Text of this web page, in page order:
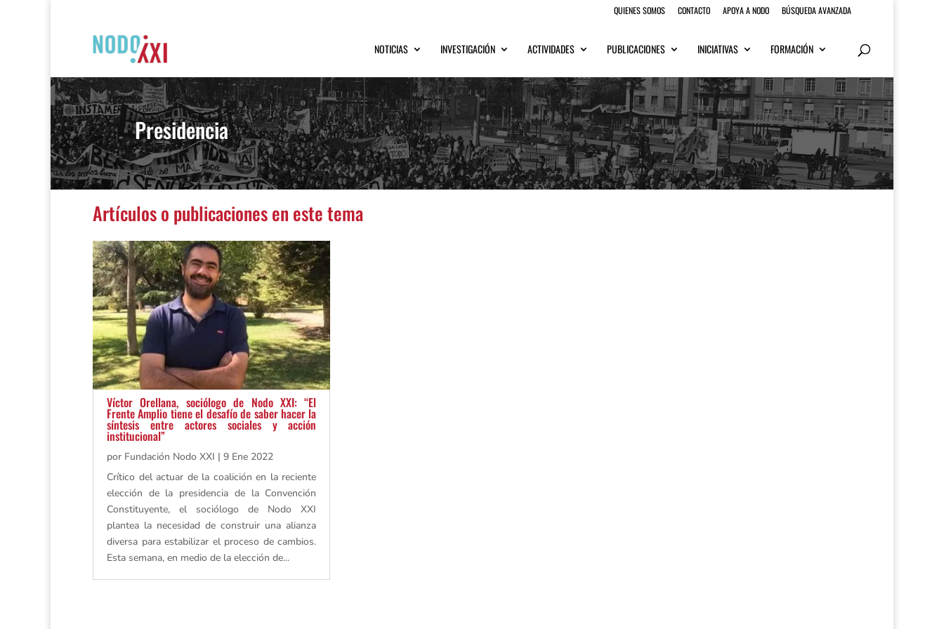
QUIENES SOMOS CONTACTO APOYA A NODO BÚSQUEDA AVANZADA
NOTICIAS INVESTIGACIÓN ACTIVIDADES PUBLICACIONES INICIATIVAS FORMACIÓN
Presidencia
Artículos o publicaciones en este tema
Víctor Orellana, sociólogo de Nodo XXI: “El
Frente Amplio tiene el desafío de saber hacer la
síntesis entre actores sociales y acción
institucional”
por Fundación Nodo XXI | 9 Ene 2022
Crítico del actuar de la coalición en la reciente
elección de la presidencia de la Convención
Constituyente, el sociólogo de Nodo XXI
plantea la necesidad de construir una alianza
diversa para estabilizar el proceso de cambios.
Esta semana, en medio de la elección de...